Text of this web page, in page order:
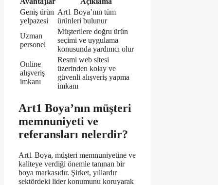
Geniş ürün
yelpazesi
Art1 Boya’nın tüm
ürünleri bulunur
Uzman
personel
Müşterilere doğru ürün
seçimi ve uygulama
konusunda yardımcı olur
Online
alışveriş
imkanı
Resmi web sitesi
üzerinden kolay ve
güvenli alışveriş yapma
imkanı
Art1 Boya’nın müşteri
memnuniyeti ve
referansları nelerdir?
Art1 Boya, müşteri memnuniyetine ve
kaliteye verdiği önemle tanınan bir
boya markasıdır. Şirket, yıllardır
sektördeki lider konumunu koruyarak